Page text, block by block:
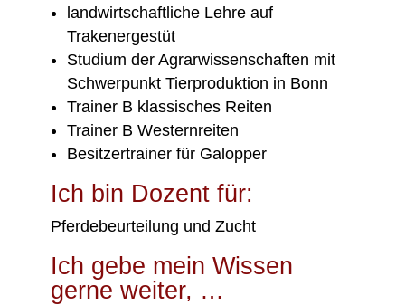
landwirtschaftliche Lehre auf
Trakenergestüt
Studium der Agrarwissenschaften mit
Schwerpunkt Tierproduktion in Bonn
Trainer B klassisches Reiten
Trainer B Westernreiten
Besitzertrainer für Galopper
Ich bin Dozent für:
Pferdebeurteilung und Zucht
Ich gebe mein Wissen
gerne weiter, …